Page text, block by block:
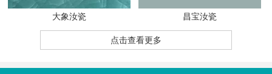
大象汝瓷 昌宝汝瓷
点击查看更多